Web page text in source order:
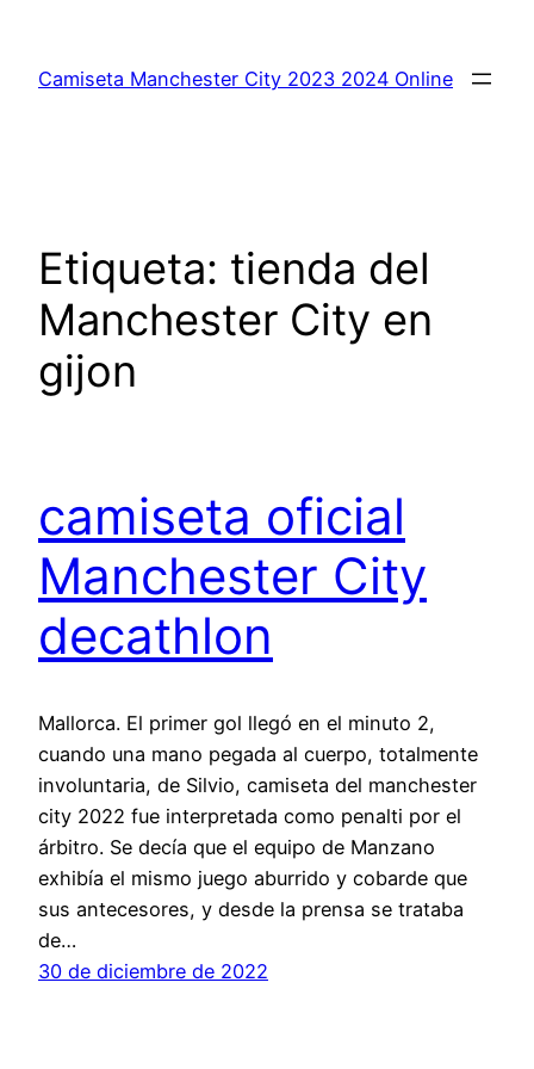
contenido
Camiseta Manchester City 2023 2024 Online
Etiqueta: tienda del
Manchester City en
gijon
camiseta oficial
Manchester City
decathlon
Mallorca. El primer gol llegó en el minuto 2,
cuando una mano pegada al cuerpo, totalmente
involuntaria, de Silvio, camiseta del manchester
city 2022 fue interpretada como penalti por el
árbitro. Se decía que el equipo de Manzano
exhibía el mismo juego aburrido y cobarde que
sus antecesores, y desde la prensa se trataba
de…
30 de diciembre de 2022